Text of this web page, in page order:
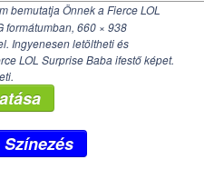
bemutatja Önnek a Fierce LOL
formátumban, 660 × 938
Ingyenesen letöltheti és
LOL Surprise Baba ifestő képet.